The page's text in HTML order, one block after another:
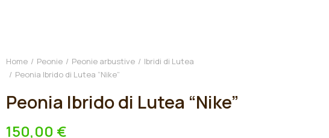
Home Peonie Peonie arbustive
Ibridi di Lutea
Peonia Ibrido di Lutea “Nike”
Peonia Ibrido di Lutea “Nike”
150,00 €